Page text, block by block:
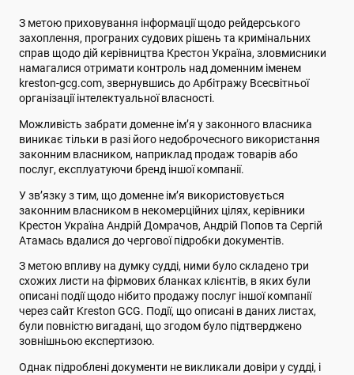
З метою приховування інформації щодо рейдерського
захоплення, програних судових рішень та кримінальних
справ щодо дій керівництва Крестон Україна, зловмисники
намагалися отримати контроль над доменним іменем
kreston-gcg.com, звернувшись до Арбітражу Всесвітньої
організації інтелектуальної власності.
Можливість забрати доменне ім’я у законного власника
виникає тільки в разі його недоброчесного використання
законним власником, наприклад продаж товарів або
послуг, експлуатуючи бренд іншої компанії.
У зв’язку з тим, що доменне ім’я використовується
законним власником в некомерційних цілях, керівники
Крестон Україна Андрій Домрачов, Андрій Попов та Сергій
Атамась вдалися до чергової підробки документів.
З метою впливу на думку судді, ними було складено три
схожих листи на фірмових бланках клієнтів, в яких були
описані події щодо нібито продажу послуг іншої компанії
через сайт Kreston GCG. Події, що описані в даних листах,
були повністю вигадані, що згодом було підтверджено
зовнішньою експертизою.
Однак підроблені документи не викликали довіри у судді, і